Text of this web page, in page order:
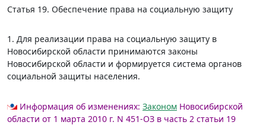
Статья 19. Обеспечение права на социальную защиту
1. Для реализации права на социальную защиту в
Новосибирской области принимаются законы
Новосибирской области и формируется система органов
социальной защиты населения.
Информация об изменениях: Законом Новосибирской
области от 1 марта 2010 г. N 451-ОЗ в часть 2 статьи 19